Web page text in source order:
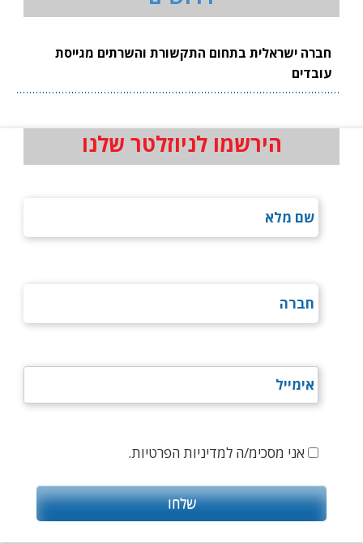
חברה ישראלית בתחום התקשורת והשרתים מגייסת
עובדים
הירשמו לניוזלטר שלנו
אני מסכימ/ה למדיניות הפרטיות.